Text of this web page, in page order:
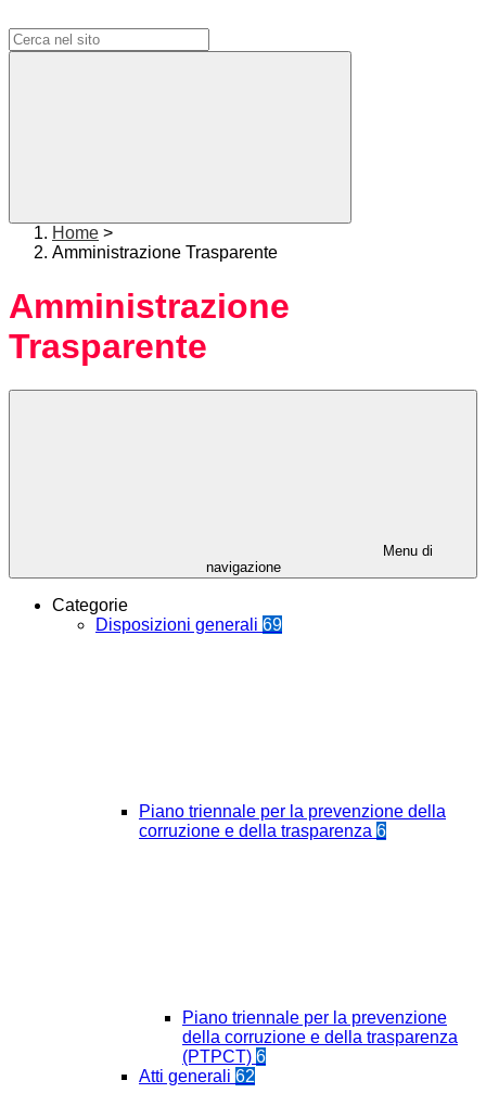
Home >
Amministrazione Trasparente
Amministrazione
Trasparente
Menu di
navigazione
Categorie
Disposizioni generali 69
Piano triennale per la prevenzione della
corruzione e della trasparenza 6
Piano triennale per la prevenzione
della corruzione e della trasparenza
(PTPCT) 6
Atti generali 62